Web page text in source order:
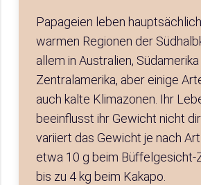
Papageien leben
warmen Regionen der
allem in Australien, Südamerika
Zentralamerika, aber einige
auch kalte Klimazonen. Ihr
beeinflusst ihr Gewicht nicht
variiert das Gewicht je nach
etwa 10 g beim Büffelgesicht-
bis zu 4 kg beim Kakapo.